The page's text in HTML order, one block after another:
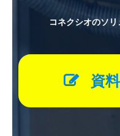
コネクシオのソ
資